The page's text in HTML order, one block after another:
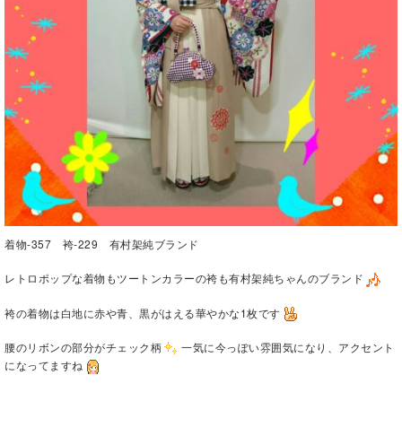
着物-357 袴-229 有村架純ブランド
レトロポップな着物もツートンカラーの袴も有村架純ちゃんのブランド
袴の着物は白地に赤や青、黒がはえる華やかな1枚です
腰のリボンの部分がチェック柄
一気に今っぽい雰囲気になり、アクセント
になってますね